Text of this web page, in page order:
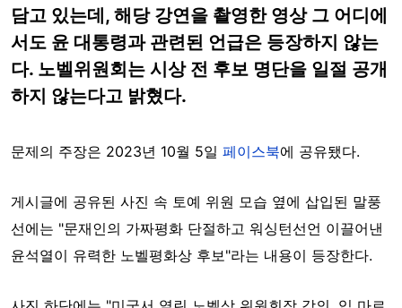
담고 있는데, 해당 강연을 촬영한 영상 그 어디에
서도 윤 대통령과 관련된 언급은 등장하지 않는
다. 노벨위원회는 시상 전 후보 명단을 일절 공개
하지 않는다고 밝혔다.
문제의 주장은 2023년 10월 5일 페이스북에 공유됐다.
게시글에 공유된 사진 속 토예 위원 모습 옆에 삽입된 말풍
선에는 "문재인의 가짜평화 단절하고 워싱턴선언 이끌어낸
윤석열이 유력한 노벨평화상 후보"라는 내용이 등장한다.